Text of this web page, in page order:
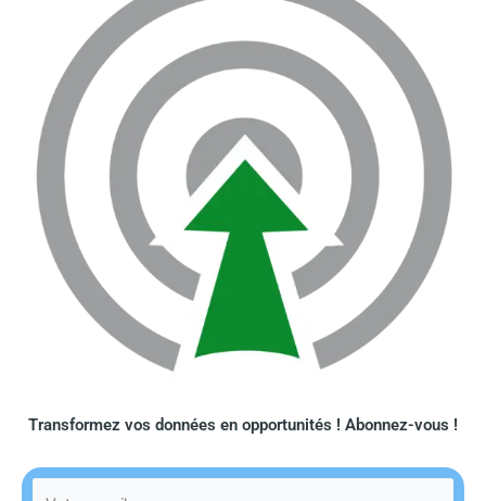
Transformez vos données en opportunités ! Abonnez-vous !​